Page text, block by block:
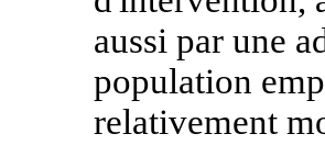
aussi par une
population
relativement